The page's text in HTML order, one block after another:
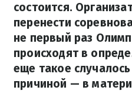
состоится.
перенести
не первый раз
происходят в
еще такое
причиной — в